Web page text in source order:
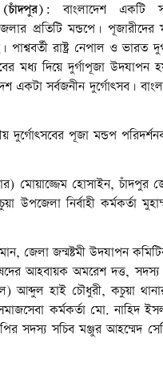
বাংলাদেশ একটি
প্রতিটি মন্ডপে।
পাশ্ববর্তী রাষ্ট্র নেপাল ও ভারত
মধ্য দিয়ে দুর্গাপূজা উদযাপন
একটা সর্বজনীন দুর্গোৎসব।
দুর্গোৎসবের পূজা মন্ডপ
মোয়াজ্জেম হোসাইন, চাঁদপুর
নির্বাহী কর্মকর্তা
জেলা জন্মষ্টমী উদযাপন
আহবায়ক অমরেশ দত্ত, সদস্য
হাই চৌধুরী, কচুয়া থানার
কর্মকর্তা মো. নাহিদ
সদস্য সচিব মঞ্জুর আহম্মেদ